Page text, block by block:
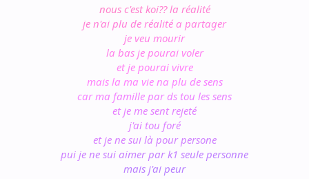
nous c'estkoi??la réalité
je n'ai plu de réalité a partager
je veu mourir
la basje pourai voler
etje pouraivivre
mais la ma vie na plu de sens
carma famille pards tou les sens
etje me sentrejeté
j'ai tou foré
et je ne sui là pourpersone
pui je ne sui aimerpark1 seule personne
mais j'ai peur